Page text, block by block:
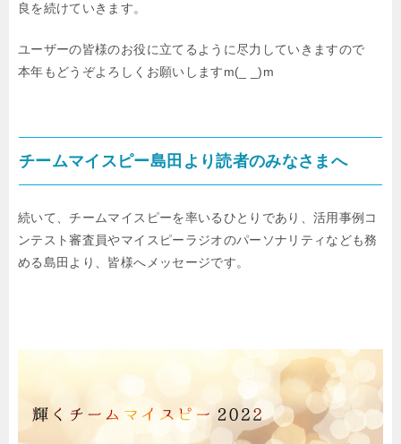
良を続けていきます。
ユーザーの皆様のお役に立てるように尽力していきますので
本年もどうぞよろしくお願いしますm(_ _)m
チームマイスピー島田より読者のみなさまへ
続いて、チームマイスピーを率いるひとりであり、活用事例コ
ンテスト審査員やマイスピーラジオのパーソナリティなども務
める島田より、皆様へメッセージです。